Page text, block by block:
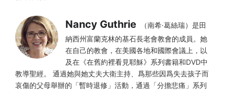
Nancy Guthrie
（南希·葛絲瑞）是田
納西州富蘭克林的基石長老會教會的成員。她
在自己的教會，在美國各地和國際會議上，以
及在《在舊約裡看見耶穌》系列書籍和DVD中
教導聖經。 通過她與她丈夫大衛主持、爲那些因爲失去孩子而
哀傷的父母舉辦的「暫時退修」活動，通過「分擔悲痛」系列